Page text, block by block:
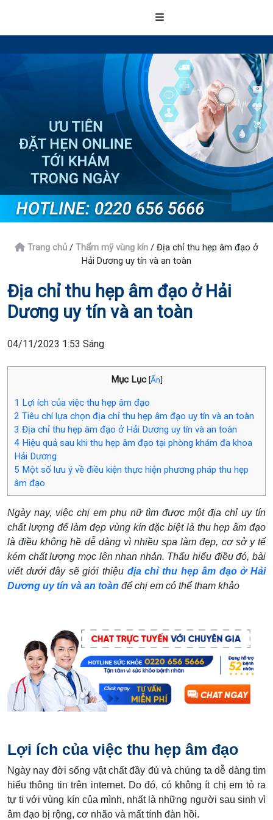
Trang chủ / Thẩm mỹ vùng kín / Địa chỉ thu hẹp âm đạo ở
Hải Dương uy tín và an toàn
Địa chỉ thu hẹp âm đạo ở Hải
Dương uy tín và an toàn
04/11/2023 1:53 Sáng
Mục Lục [Ẩn]
1 Lợi ích của việc thu hẹp âm đạo
2 Tiêu chí lựa chọn địa chỉ thu hẹp âm đạo uy tín và an toàn
3 Địa chỉ thu hẹp âm đạo ở Hải Dương uy tín và an toàn
4 Hiệu quả sau khi thu hẹp âm đạo tại phòng khám đa khoa
Hải Dương
5 Một số lưu ý về điều kiện thực hiện phương pháp thu hẹp
âm đạo
Ngày nay, việc chị em phụ nữ tìm được một địa chỉ uy tín
chất lượng để làm đẹp vùng kín đặc biệt là thu hẹp âm đạo
là điều không hề dễ dàng vì nhiều spa làm đẹp, cơ sở y tế
kém chất lượng mọc lên nhan nhản. Thấu hiểu điều đó, bài
viết dưới đây sẽ giới thiệu địa chỉ thu hẹp âm đạo ở Hải
Dương uy tín và an toàn để chị em có thể tham khảo
Lợi ích của việc thu hẹp âm đạo
Ngày nay đời sống vật chất đầy đủ và chúng ta dễ dàng tìm
hiểu thông tin trên internet. Do đó, có không ít chị em tỏ ra
tự ti với vùng kín của mình, nhất là những người sau sinh vì
âm đạo bị rộng, cơ nhão và mất tính đàn hồi.